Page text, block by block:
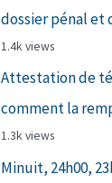
dossier pénal et
1.4k views
Attestation de
comment la
1.3k views
Minuit, 24h00,